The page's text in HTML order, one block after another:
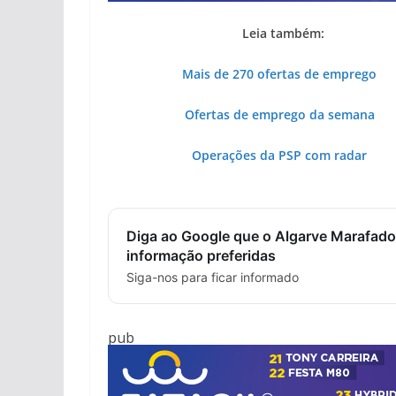
Leia também:
Mais de 270 ofertas de emprego
Ofertas de emprego da semana
Operações da PSP com radar
Diga ao Google que o Algarve
informação preferidas
Siga-nos para ficar informado
pub